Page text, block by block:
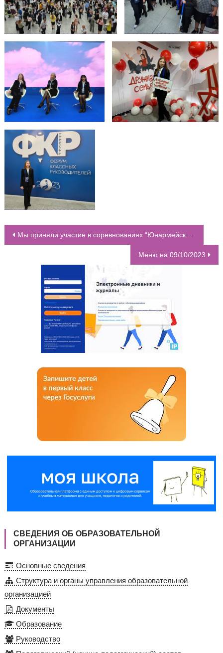
НАВИГАЦИЯ ПО ЗАПИСЯМ
Мы приняли участие в соревнованиях “Юнармейские старты” среди 3-4 и 5-7 классов
Меню на 09/10/2023
СВЕДЕНИЯ ОБ ОБРАЗОВАТЕЛЬНОЙ
ОРГАНИЗАЦИИ
Основные сведения
Структура и органы управления образовательной
организацией
Документы
Образование
Руководство